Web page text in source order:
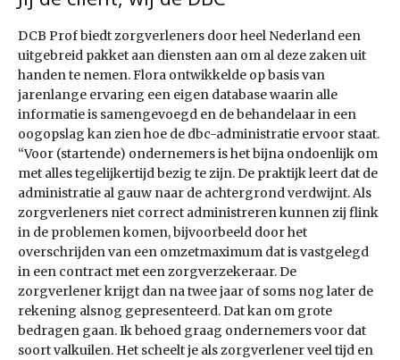
DCB Prof biedt zorgverleners door heel Nederland een
uitgebreid pakket aan diensten aan om al deze zaken uit
handen te nemen. Flora ontwikkelde op basis van
jarenlange ervaring een eigen database waarin alle
informatie is samen­gevoegd en de behandelaar in een
oogopslag kan zien hoe de dbc-administratie ervoor staat.
“Voor (startende) ondernemers is het bijna ondoenlijk om
met alles tegelijkertijd bezig te zijn. De praktijk leert dat de
administratie al gauw naar de achtergrond verdwijnt. Als
zorgverleners niet correct administreren kunnen zij flink
in de problemen komen, bijvoorbeeld door het
overschrijden van een omzetmaximum dat is vastgelegd
in een contract met een zorg­verzekeraar. De
zorgverlener krijgt dan na twee jaar of soms nog later de
rekening alsnog gepresenteerd. Dat kan om grote
bedragen gaan. Ik behoed graag ondernemers voor dat
soort valkuilen. Het scheelt je als zorgverlener veel tijd en